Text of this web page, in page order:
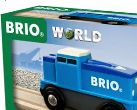
Nouto myymälästä
Ilmainen
Siirry valitsemaan myymälä
Kotiin tai
Ilmainen toimitus yli 100
Postin
palvelupisteeseen!